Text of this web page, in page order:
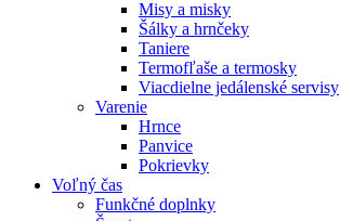
Misy a misky
Šálky a hrnčeky
Taniere
Termofľaše a termosky
Viacdielne jedálenské servisy
Varenie
Hrnce
Panvice
Pokrievky
Voľný čas
Funkčné doplnky